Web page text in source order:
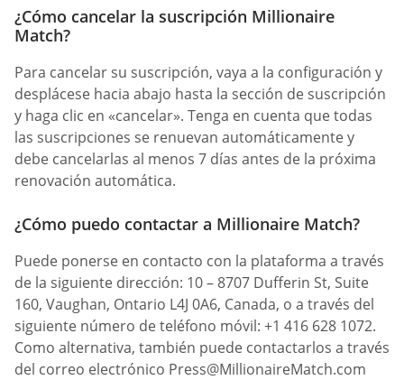
¿Cómo cancelar la suscripción Millionaire
Match?
Para cancelar su suscripción, vaya a la configuración y
desplácese hacia abajo hasta la sección de suscripción
y haga clic en «cancelar». Tenga en cuenta que todas
las suscripciones se renuevan automáticamente y
debe cancelarlas al menos 7 días antes de la próxima
renovación automática.
¿Cómo puedo contactar a Millionaire Match?
Puede ponerse en contacto con la plataforma a través
de la siguiente dirección: 10 – 8707 Dufferin St, Suite
160, Vaughan, Ontario L4J 0A6, Canada, o a través del
siguiente número de teléfono móvil: +1 416 628 1072.
Como alternativa, también puede contactarlos a través
del correo electrónico Press@MillionaireMatch.com